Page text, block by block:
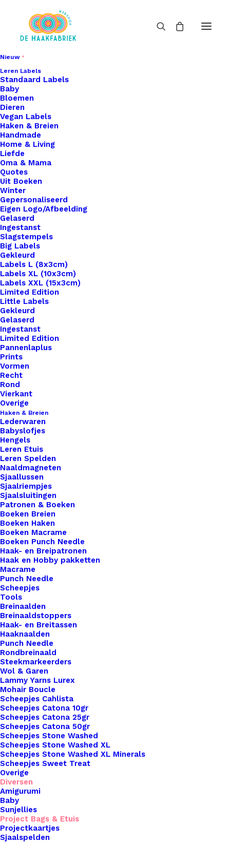
Nieuw
Leren Labels
Standaard Labels
Baby
Bloemen
Dieren
Vegan Labels
Haken & Breien
Handmade
Home & Living
Liefde
Oma & Mama
Quotes
Uit Boeken
Winter
Gepersonaliseerd
Eigen Logo/Afbeelding
Gelaserd
Ingestanst
Slagstempels
Big Labels
Gekleurd
Labels L (8x3cm)
Labels XL (10x3cm)
Labels XXL (15x3cm)
Limited Edition
Little Labels
Gekleurd
Gelaserd
Ingestanst
Limited Edition
Pannenlaplus
Prints
Vormen
Recht
Rond
Vierkant
Overige
Haken & Breien
Lederwaren
Babyslofjes
Hengels
Leren Etuis
Leren Spelden
Naaldmagneten
Sjaallussen
Sjaalriempjes
Sjaalsluitingen
Patronen & Boeken
Boeken Breien
Boeken Haken
Boeken Macrame
Boeken Punch Needle
Haak- en Breipatronen
Haak en Hobby pakketten
Macrame
Punch Needle
Scheepjes
Tools
Breinaalden
Breinaaldstoppers
Haak- en Breitassen
Haaknaalden
Punch Needle
Rondbreinaald
Steekmarkeerders
Wol & Garen
Lammy Yarns Lurex
Mohair Boucle
Scheepjes Cahlista
Scheepjes Catona 10gr
Scheepjes Catona 25gr
Scheepjes Catona 50gr
Scheepjes Stone Washed
Scheepjes Stone Washed XL
Scheepjes Stone Washed XL Minerals
Scheepjes Sweet Treat
Overige
Diversen
Amigurumi
Baby
Sunjellies
Project Bags & Etuis
Projectkaartjes
Sjaalspelden
Home
Haken & Breien
Exclusieve Etui met opdruk 39
Exclusieve Etui met
opdruk 39
€
✨Exclusief bij De Haakfabriek
Deze prachtige etui vind je
om al je favoriete spullen netjes bij elkaar te
houden – of het nu potloden, haaknaalden,
steekmarkeerders of je schaar zijn. Stijlvol,
praktisch én uniek.
22,5 x 16 cm
Materiaal: Canvas
1 op voorraad
Exclusieve
Etui
met
opdruk
39
aantalToevoegen aan verlanglijst
Artikelnummer
Categorie
Binnen 1-3 werkdagen verzonden
Veilig betalen
Unieke en kwaliteitsproducten